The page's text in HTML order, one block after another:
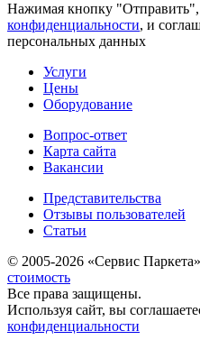
Нажимая кнопку "Отправить",
конфиденциальности, и
персональных данных
Услуги
Цены
Оборудование
Вопрос-ответ
Карта сайта
Вакансии
Представительства
Отзывы пользователей
Статьи
© 2005-2026 «Сервис
стоимость
Все права защищены.
Используя сайт, вы
конфиденциальности